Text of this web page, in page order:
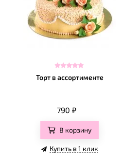
Торт в ассортименте
790 ₽
В корзину
Купить в 1 клик